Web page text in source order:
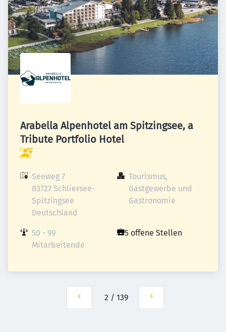
Arabella Alpenhotel am Spitzingsee, a
Tribute Portfolio Hotel
Seeweg 7
83727 Schliersee-
Spitzingsee
Deutschland
Tourismus,
Gastgewerbe und
Gastronomie
50 - 99
Mitarbeitende
5 offene Stellen
2 / 139